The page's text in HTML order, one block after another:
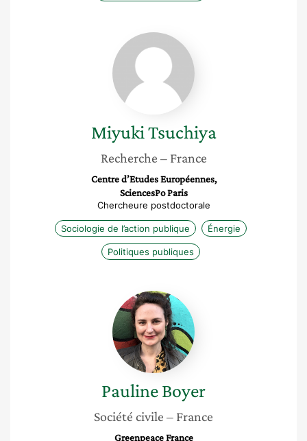
Miyuki
Tsuchiya
MiyukiTsuchiya
Recherche – France
Centre d’Etudes Européennes,
SciencesPo Paris
Chercheure postdoctorale
Sociologie de l’action publique Énergie
Politiques publiques
Pauline
Boyer
PaulineBoyer
Société civile – France
Greenpeace France